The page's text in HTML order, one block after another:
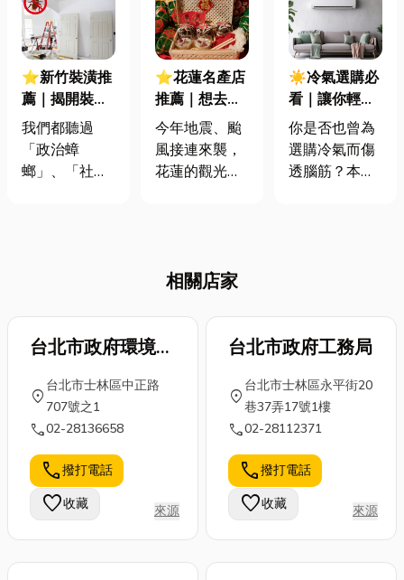
⭐新竹裝潢推
薦｜揭開裝潢
蟑螂的真面
目，6招教你
如何避免裝潢
我們都聽過
「政治蟑
螂」、「社運
螂意思是什麼
呢?如果碰到裝
辦?今天小編就
來分享怎麼避
免裝潢蟑螂，
還有裝潢蟑螂
法律訴訟可以
怎麼應對，文
末還有新竹裝
潢推薦公司大
家參考...
⭐花蓮名產店
推薦｜想去花
蓮玩？ 領補助
再出發！ 加碼
推薦必買名產
今年地震、颱
風接連來襲，
花蓮的觀光真
「花蓮觀光補
帶大家重新發
現花蓮的美！
朋友，除了欣
當然也不能錯
過最有名的花
啦！ 除了經典
的花蓮名產麻
糬之...
☀️冷氣選購必
看｜讓你輕鬆
找到最適合的
冷氣，從種
類、坪數到省
你是否也曾為
選購冷氣而傷
透腦筋？本文
氣。從冷氣怎
麼選種類、冷
何計算，到冷
氣省電標章的
解讀和冷氣品
牌選擇，小編
將提供你最完
整的冷氣選購
指南，讓你不
再為選購冷
氣...
相關店家
台北市政府環境保
護局
location_on
台北市士林區中正路
707號之1
call02-28136658
call撥打電話
favorite收藏 來源
台北市政府工務局
location_on
台北市士林區永平街20
巷37弄17號1樓
call02-28112371
call撥打電話
favorite收藏 來源